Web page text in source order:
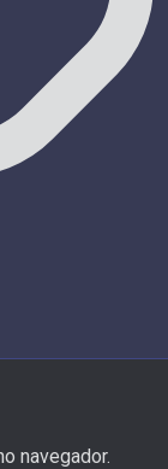
navegador.